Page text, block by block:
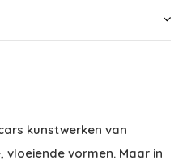
kunstwerken van
vloeiende vormen. Maar in